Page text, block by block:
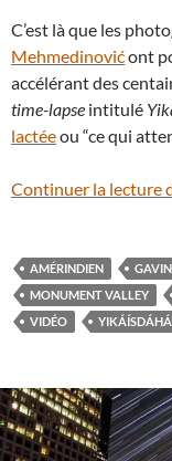
C’est là que les
Mehmedinovićont
accélérant des
time-lapse intitulé
lactéeou “ce qui
Continuer la lecture
AMÉRINDIEN
MONUMENT VALLEY
VIDÉO
YIKÁÍSDÁHÁ